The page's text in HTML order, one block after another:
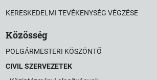
KERESKEDELMI TEVÉKENYSÉG VÉGZÉSE
Közösség
POLGÁRMESTERI KÖSZÖNTŐ
CIVIL SZERVEZETEK